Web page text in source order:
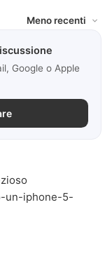
Google o Apple
un-iphone-5-